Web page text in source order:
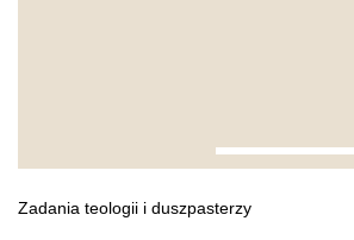
Zadania teologii i duszpasterzy